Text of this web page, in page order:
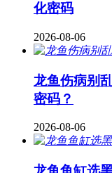
化密码
2026-08-06
龙鱼伤病别
密码？
2026-08-06